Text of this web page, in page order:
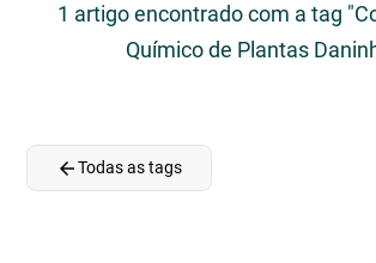
1 artigo encontrado com a tag
Químico de Plantas
arrow_backTodas as tags